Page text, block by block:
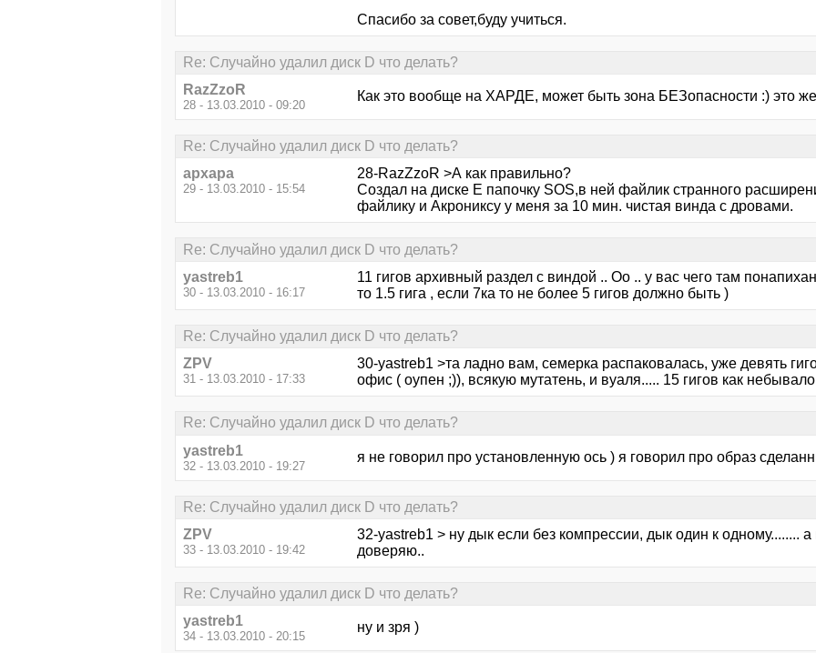
Спасибо за совет,буду учиться.
Re: Случайно удалил диск D что делать?
RazZzoR
28 - 13.03.2010 - 09:20
Как это вообще на ХАРДЕ, может быть зона БЕЗопасности :) это
Re: Случайно удалил диск D что делать?
архара
29 - 13.03.2010 - 15:54
28-RazZzoR >А как правильно?
Создал на диске Е папочку SOS,в ней файлик странного
файлику и Акрониксу у меня за 10 мин. чистая винда с дровами.
Re: Случайно удалил диск D что делать?
yastreb1
30 - 13.03.2010 - 16:17
11 гигов архивный раздел с виндой .. Оо .. у вас чего там
то 1.5 гига , если 7ка то не более 5 гигов должно быть )
Re: Случайно удалил диск D что делать?
ZPV
31 - 13.03.2010 - 17:33
30-yastreb1 >та ладно вам, семерка распаковалась, уже девять
офис ( оупен ;)), всякую мутатень, и вуаля..... 15 гигов как
Re: Случайно удалил диск D что делать?
yastreb1
32 - 13.03.2010 - 19:27
я не говорил про установленную ось ) я говорил про образ
Re: Случайно удалил диск D что делать?
ZPV
33 - 13.03.2010 - 19:42
32-yastreb1 > ну дык если без компрессии, дык один к одному........
доверяю..
Re: Случайно удалил диск D что делать?
yastreb1
34 - 13.03.2010 - 20:15
ну и зря )